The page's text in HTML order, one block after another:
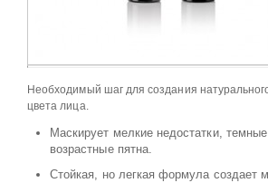
Необходимый шаг для создания
цвета лица.
Маскирует мелкие недостатки,
возрастные пятна.
Стойкая, но легкая формула создает